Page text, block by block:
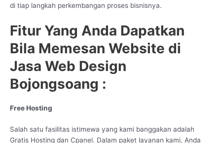
di tiap langkah perkembangan proses bisnisnya.
Fitur Yang Anda Dapatkan
Bila Memesan Website di
Jasa Web Design
Bojongsoang :
Free Hosting
Salah satu fasilitas istimewa yang kami banggakan adalah
Gratis Hosting dan Cpanel. Dalam paket layanan kami, Anda